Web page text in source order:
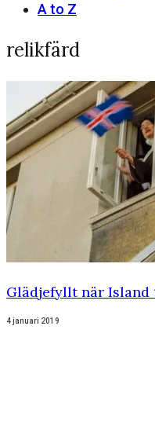
A to Z
relikfärd
Glädjefyllt när Island
4 januari 2019